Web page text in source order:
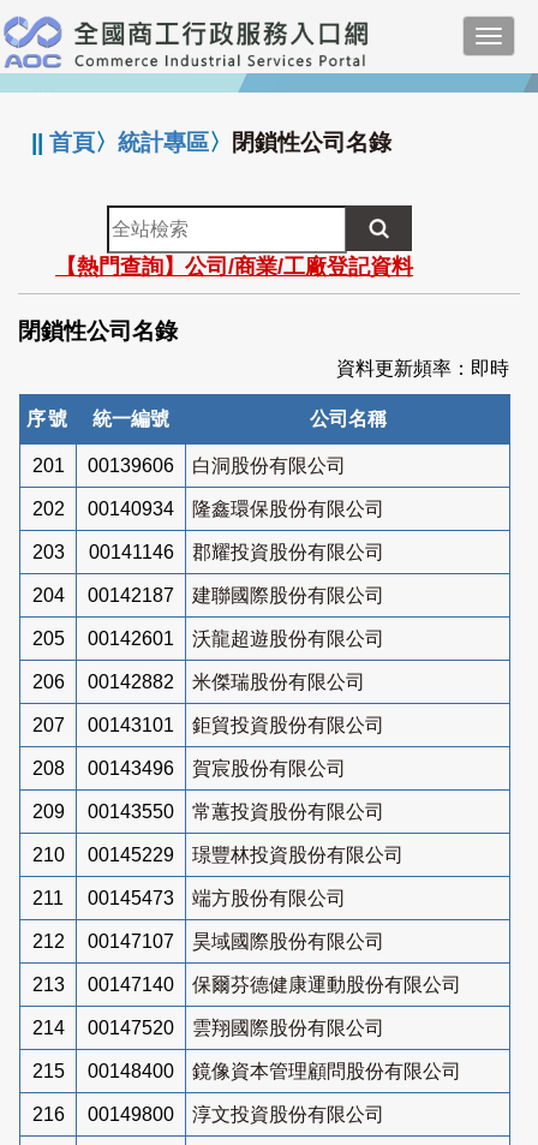
跳
到
主
要
:::
||首頁〉統計專區〉 閉鎖性公司名錄
全
站
檢
索
【熱門查詢】公司/商業/工廠登記資料
閉鎖性公司名錄
資料更新頻率：即時
序號 統一編號 公司名稱
201 00139606 白洞股份有限公司
202 00140934 隆鑫環保股份有限公司
203 00141146 郡耀投資股份有限公司
204 00142187 建聯國際股份有限公司
205 00142601 沃龍超遊股份有限公司
206 00142882 米傑瑞股份有限公司
207 00143101 鉅貿投資股份有限公司
208 00143496 賀宸股份有限公司
209 00143550 常蕙投資股份有限公司
210 00145229 璟豐林投資股份有限公司
211 00145473 端方股份有限公司
212 00147107 昊域國際股份有限公司
213 00147140 保爾芬德健康運動股份有限公司
214 00147520 雲翔國際股份有限公司
215 00148400 鏡像資本管理顧問股份有限公司
216 00149800 淳文投資股份有限公司